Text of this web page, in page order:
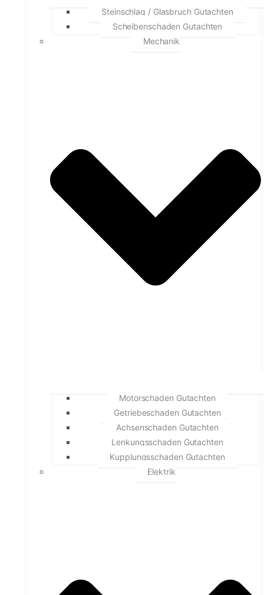
Steinschlag / Glasbruch Gutachten
Scheibenschaden Gutachten
Mechanik
Motorschaden Gutachten
Getriebeschaden Gutachten
Achsenschaden Gutachten
Lenkungsschaden Gutachten
Kupplungsschaden Gutachten
Elektrik